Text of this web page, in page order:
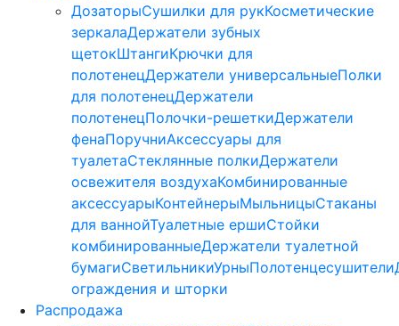
ДозаторыСушилки для рукКосметические
зеркалаДержатели зубных
щетокШтангиКрючки для
полотенецДержатели универсальныеПолки
для полотенецДержатели
полотенецПолочки-решеткиДержатели
фенаПоручниАксессуары для
туалетаСтеклянные полкиДержатели
освежителя воздухаКомбинированные
аксессуарыКонтейнерыМыльницыСтаканы
для ваннойТуалетные ершиСтойки
комбинированныеДержатели туалетной
бумагиСветильникиУрныПолотенцесушители
ограждения и шторки
Распродажа